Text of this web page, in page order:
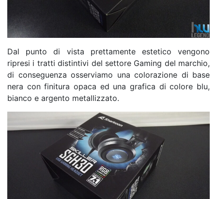
Dal punto di vista prettamente estetico vengono
ripresi i tratti distintivi del settore Gaming del marchio,
di conseguenza osserviamo una colorazione di base
nera con finitura opaca ed una grafica di colore blu,
bianco e argento metallizzato.